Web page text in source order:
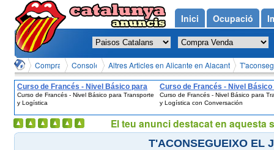
Compra Venda en Alicante en Alacant(Electrònica)
Consoles i Videojocs en Alicante en Alacant
Altres Articles en Alicante en Alacant
Curso de Francés - Nivel Básico para
Transporte y Logística
Curso de Francés - Nivel Básico para Transporte
y Logística
Curso de Francés - Nivel Básico
Transporte y Logística con
Conversación
Curso de Francés - Nivel Básico para
y Logística con Conversación
T'ACONSEGUEIXO EL
Inici Ocupació
El teu anunci destacat en aquesta